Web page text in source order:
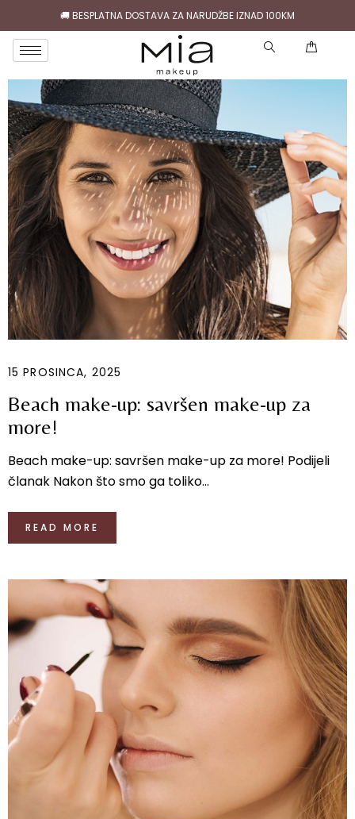
🚚 BESPLATNA DOSTAVA ZA NARUDŽBE IZNAD 100KM
15 PROSINCA, 2025
Beach make-up: savršen make-up za
more!
Beach make-up: savršen make-up za more! Podijeli
članak Nakon što smo ga toliko...
READ MORE